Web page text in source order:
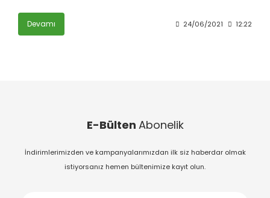
Devamı 24/06/2021 12:22
E-Bülten Abonelik
İndirimlerimizden ve kampanyalarımızdan ilk siz haberdar olmak
istiyorsanız hemen bültenimize kayıt olun.